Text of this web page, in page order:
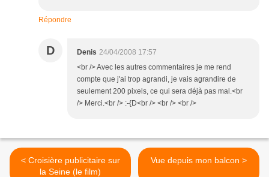
Répondre
D Denis 24/04/2008 17:57
<br /> Avec les autres commentaires je me rend
compte que j'ai trop agrandi, je vais agrandire de
seulement 200 pixels, ce qui sera déjà pas mal.<br
/> Merci.<br /> :-{D<br /> <br /> <br />
< Croisière publicitaire sur
la Seine (le film)
Vue depuis mon balcon >